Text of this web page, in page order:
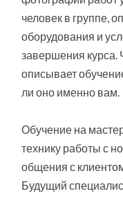
человек в группе,
оборудования и
завершения
описывает
ли оно именно вам.
Обучение на
технику работы с
общения с
Будущий